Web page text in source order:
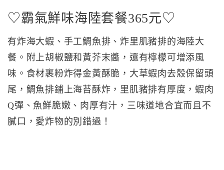
♡霸氣鮮味海陸套餐365元♡
有炸海大蝦、手工鯛魚排、炸里肌豬排的海陸大
餐。附上胡椒鹽和黃芥末醬，還有檸檬可增添風
味。食材裹粉炸得金黃酥脆，大草蝦肉去殼保留頭
尾，鯛魚排鋪上海苔酥炸，里肌豬排有厚度，蝦肉
Q彈、魚鮮脆嫩、肉厚有汁，三味道地合宜而且不
膩口，愛炸物的別錯過！